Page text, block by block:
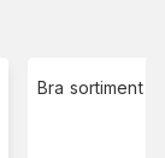
Bra sortiment !